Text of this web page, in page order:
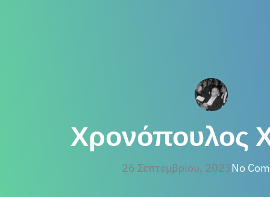
Χρονόπουλος
26 Σεπτεμβρίου, 2023No